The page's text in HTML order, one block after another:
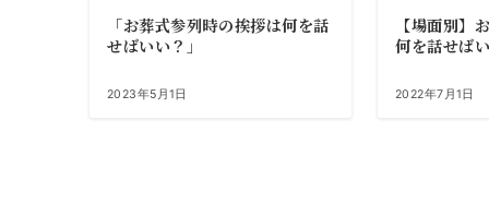
「お葬式参列時の挨拶は何を話
せばいい？」
2023年5月1日
【場面別】
何を話せば
2022年7月1日